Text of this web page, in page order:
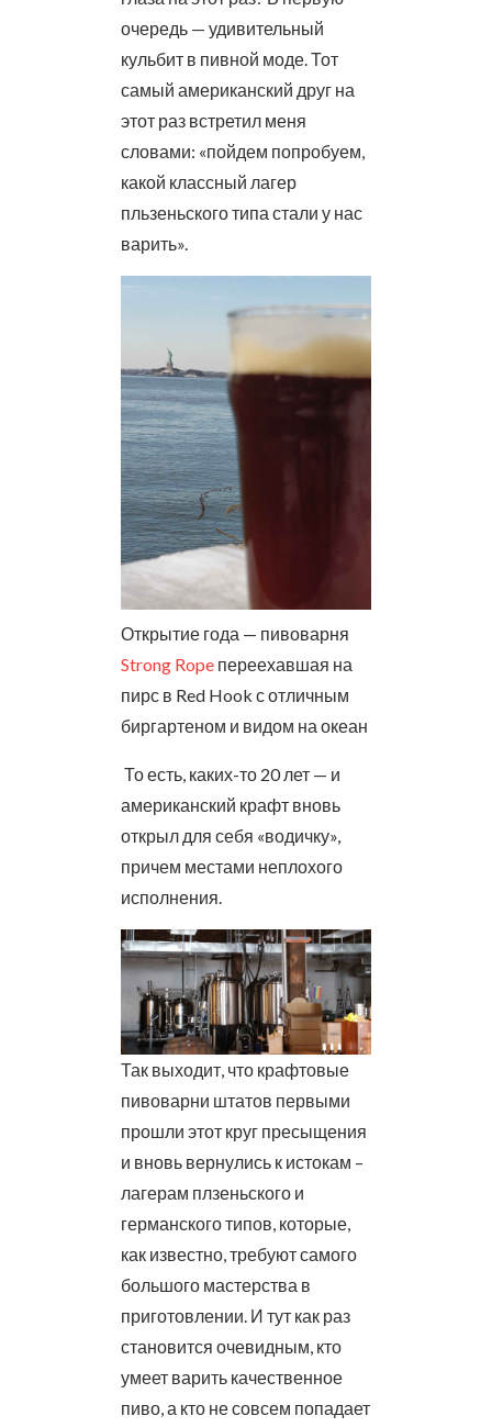
очередь — удивительный
кульбит в пивной моде. Тот
самый американский друг на
этот раз встретил меня
словами: «пойдем попробуем,
какой классный лагер
пльзеньского типа стали у нас
варить».
Открытие года — пивоварня
Strong Rope переехавшая на
пирс в Red Hook с отличным
биргартеном и видом на океан
То есть, каких-то 20 лет — и
американский крафт вновь
открыл для себя «водичку»,
причем местами неплохого
исполнения.
Так выходит, что крафтовые
пивоварни штатов первыми
прошли этот круг пресыщения
и вновь вернулись к истокам –
лагерам плзеньского и
германского типов, которые,
как известно, требуют самого
большого мастерства в
приготовлении. И тут как раз
становится очевидным, кто
умеет варить качественное
пиво, а кто не совсем попадает